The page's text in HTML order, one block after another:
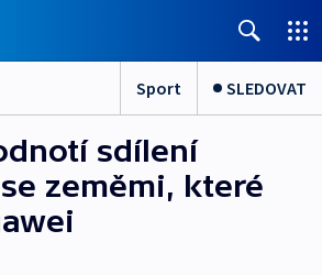
Sport SLEDOVAT
sdílení
zeměmi, které